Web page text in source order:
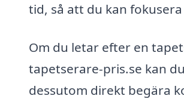
tid, så att du kan
Om du letar efter en
tapetserare-pris.se kan
dessutom direkt begära